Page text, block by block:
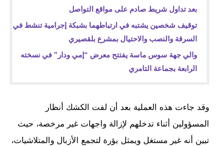
بعد تداول شريط صادم على مواقع التواصل
توقيف شخصين يشتبه في ارتباطهما بشبكة إجرامية تنشط في
السرقة والنصب والاحتيال بمشرع بلقصيري
والي جهة سوس ماسة يفتتح معرض “إمي ودار” في نسخته
الرابعة بجماعة التامري
وقد جاءت هذه العملية بعد أن لفت الكشك أنظار
المسؤولين أثناء تدخلهم لإزالة واجهات غير مرخصة، حيث
تبين أنه غير مستغل ويمثل بؤرة لتجمع الأزبال والمتلاشيات،